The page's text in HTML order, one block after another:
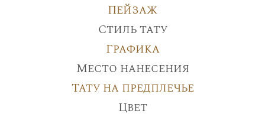
Пейзаж
Стиль тату
Графика
Место нанесения
Тату на предплечье
Цвет